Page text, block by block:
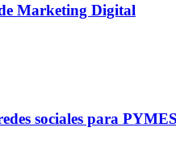
Marketing Digital
sociales para